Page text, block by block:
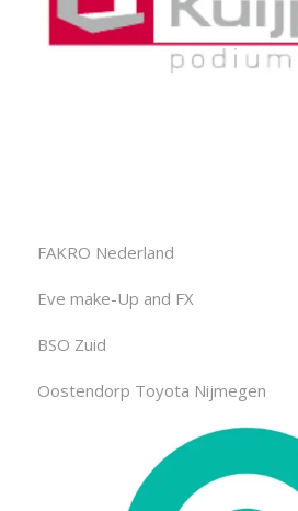
FAKRO Nederland
Eve make-Up and FX
BSO Zuid
Oostendorp Toyota Nijmegen